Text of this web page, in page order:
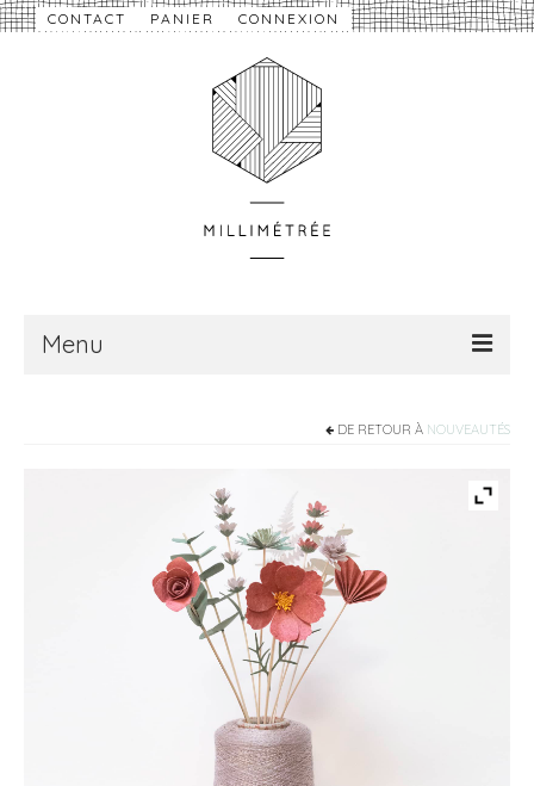
CONTACT PANIER CONNEXION
Menu
DE RETOUR À NOUVEAUTÉS